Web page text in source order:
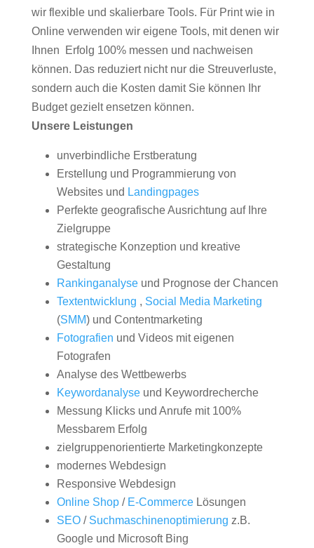
wir flexible und skalierbare Tools. Für Print wie in
Online verwenden wir eigene Tools, mit denen wir
Ihnen Erfolg 100% messen und nachweisen
können. Das reduziert nicht nur die Streuverluste,
sondern auch die Kosten damit Sie können Ihr
Budget gezielt ensetzen können.
Unsere Leistungen
unverbindliche Erstberatung
Erstellung und Programmierung von
Websites und Landingpages
Perfekte geografische Ausrichtung auf Ihre
Zielgruppe
strategische Konzeption und kreative
Gestaltung
Rankinganalyseund Prognose der Chancen
Textentwicklung , Social Media Marketing
(SMM) und Contentmarketing
Fotografien und Videos mit eigenen
Fotografen
Analyse des Wettbewerbs
Keywordanalyseund Keywordrecherche
Messung Klicks und Anrufe mit 100%
Messbarem Erfolg
zielgruppenorientierte Marketingkonzepte
modernes Webdesign
Responsive Webdesign
Online Shop/ E-CommerceLösungen
SEO/ Suchmaschinenoptimierung z.B.
Google und Microsoft Bing